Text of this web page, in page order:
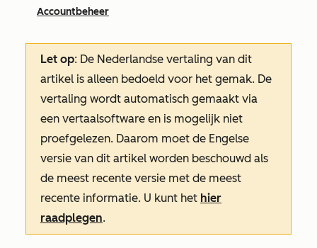
Accountbeheer
Let op: De Nederlandse vertaling van dit
artikel is alleen bedoeld voor het gemak. De
vertaling wordt automatisch gemaakt via
een vertaalsoftware en is mogelijk niet
proefgelezen. Daarom moet de Engelse
versie van dit artikel worden beschouwd als
de meest recente versie met de meest
recente informatie. U kunt het hier
raadplegen.